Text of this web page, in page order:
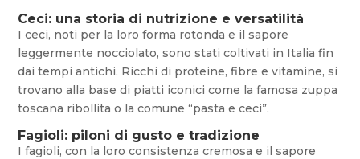
Ceci: una storia di nutrizione e versatilità
I ceci, noti per la loro forma rotonda e il sapore
leggermente nocciolato, sono stati coltivati in Italia fin
dai tempi antichi. Ricchi di proteine, fibre e vitamine, si
trovano alla base di piatti iconici come la famosa zuppa
toscana ribollita o la comune “pasta e ceci”.
Fagioli: piloni di gusto e tradizione
I fagioli, con la loro consistenza cremosa e il sapore